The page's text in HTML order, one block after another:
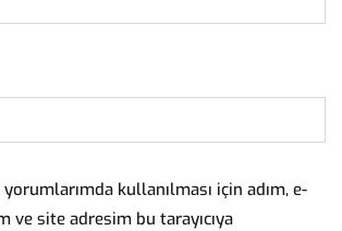
kullanılması için adım, e-
ve site adresim bu tarayıcıya